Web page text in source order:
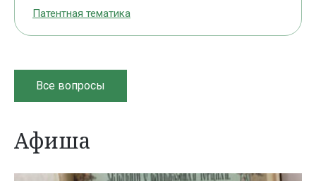
Патентная тематика
Все вопросы
Афиша